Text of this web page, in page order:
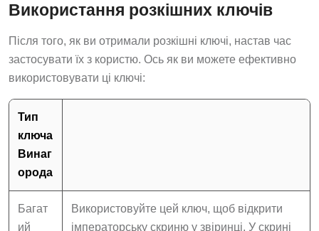
Використання розкішних ключів
Після того, як ви отримали розкішні ключі, настав час
застосувати їх з користю. Ось як ви можете ефективно
використовувати ці ключі:
Тип
ключа
Винаг
орода
Багат
ий
Використовуйте цей ключ, щоб відкрити
імператорську скриню у звіринці. У скрині